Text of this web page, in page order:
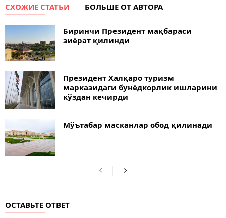
СХОЖИЕ СТАТЬИ БОЛЬШЕ ОТ АВТОРА
Биринчи Президент мақбараси
зиёрат қилинди
Президент Халқаро туризм
марказидаги бунёдкорлик ишларини
кўздан кечирди
Мўътабар масканлар обод қилинади
ОСТАВЬТЕ ОТВЕТ